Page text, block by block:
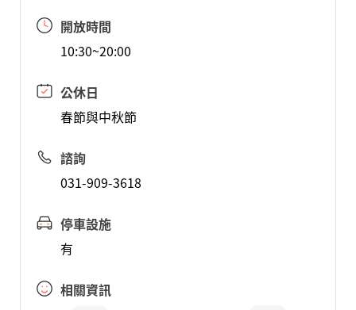
開放時間
10:30~20:00
公休日
春節與中秋節
諮詢
031-909-3618
停車設施
有
相關資訊